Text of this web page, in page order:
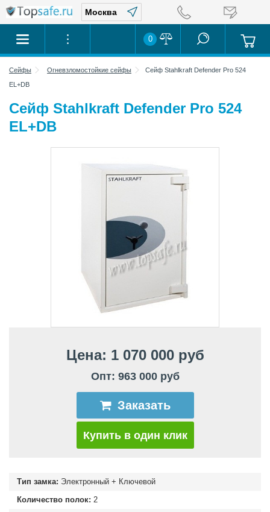
0
Сейфы Огневзломостойкие сейфы
Сейф Stahlkraft Defender Pro 524
EL+DB
Сейф Stahlkraft Defender Pro 524
EL+DB
Цена: 1 070 000 руб
Опт: 963 000 руб
Заказать
Купить в один клик
Тип замка: Электронный + Ключевой
Количество полок: 2